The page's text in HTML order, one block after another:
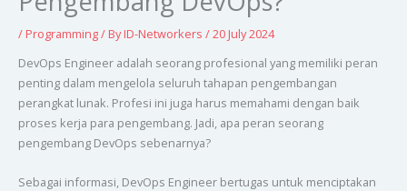
/ Programming/ ByID-Networkers /20 July 2024
DevOps Engineer adalah seorang profesional yang memiliki peran
penting dalam mengelola seluruh tahapan pengembangan
perangkat lunak. Profesi ini juga harus memahami dengan baik
proses kerja para pengembang. Jadi, apa peran seorang
pengembang DevOps sebenarnya?
Sebagai informasi, DevOps Engineer bertugas untuk menciptakan